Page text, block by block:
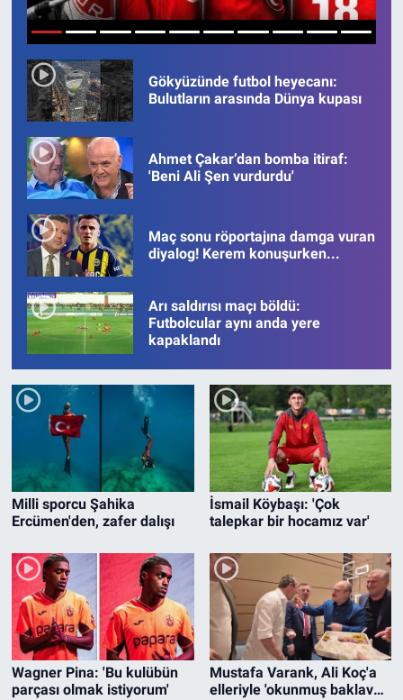
1
Gökyüzünde futbol heyecanı:
Bulutların arasında Dünya kupası
Ahmet Çakar’dan bomba itiraf:
'Beni Ali Şen vurdurdu'
Maç sonu röportajına damga vuran
diyalog! Kerem konuşurken...
Arı saldırısı maçı böldü:
Futbolcular aynı anda yere
kapaklandı
Milli sporcu Şahika
Ercümen'den, zafer dalışı
İsmail Köybaşı: 'Çok
talepkar bir hocamız var'
Wagner Pina: 'Bu kulübün
parçası olmak istiyorum'
Mustafa Varank, Ali Koç'a
elleriyle 'okunmuş baklava'
SAĞLIK
EKONOMİ
EĞİTİM
ÖZEL HABER
Keşfet
ASTROLOJİ
MANŞET
RESMİ İLANLAR
İLAN
Bize ulaşın
İletişim/Künye
Gözden Kaçmasın
İletişim (Künye)